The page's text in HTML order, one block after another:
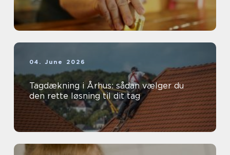
04. June 2026
Tagdækning i Århus: sådan vælger du
den rette løsning til dit tag